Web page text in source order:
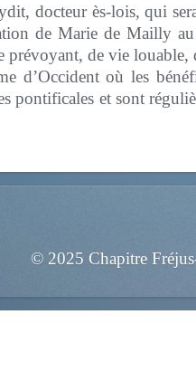
docteur ès-lois, qui
de Marie de Mailly
prévoyant, de vie louable,
d’Occident où les
pontificales et sont
© 2025 Chapitre